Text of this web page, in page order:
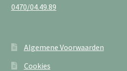
0470/04.49.89
Algemene Voorwaarden
Cookies